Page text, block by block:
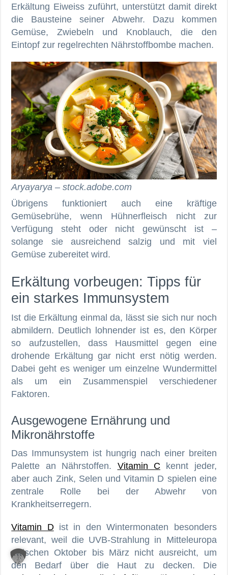
Erkältung Eiweiss zuführt, unterstützt damit direkt
die Bausteine seiner Abwehr. Dazu kommen
Gemüse, Zwiebeln und Knoblauch, die den
Eintopf zur regelrechten Nährstoffbombe machen.
Aryayarya – stock.adobe.com
Übrigens funktioniert auch eine kräftige
Gemüsebrühe, wenn Hühnerfleisch nicht zur
Verfügung steht oder nicht gewünscht ist –
solange sie ausreichend salzig und mit viel
Gemüse zubereitet wird.
Erkältung vorbeugen: Tipps für
ein starkes Immunsystem
Ist die Erkältung einmal da, lässt sie sich nur noch
abmildern. Deutlich lohnender ist es, den Körper
so aufzustellen, dass Hausmittel gegen eine
drohende Erkältung gar nicht erst nötig werden.
Dabei geht es weniger um einzelne Wundermittel
als um ein Zusammenspiel verschiedener
Faktoren.
Ausgewogene Ernährung und
Mikronährstoffe
Das Immunsystem ist hungrig nach einer breiten
Palette an Nährstoffen. Vitamin C kennt jeder,
aber auch Zink, Selen und Vitamin D spielen eine
zentrale Rolle bei der Abwehr von
Krankheitserregern.
Vitamin Dist in den Wintermonaten besonders
relevant, weil die UVB-Strahlung in Mitteleuropa
zwischen Oktober bis März nicht ausreicht, um
den Bedarf über die Haut zu decken. Die